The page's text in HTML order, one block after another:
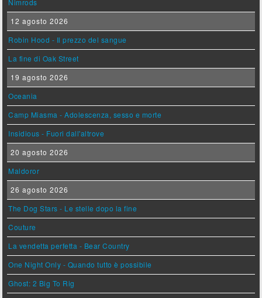
Nimrods
12 agosto 2026
Robin Hood - Il prezzo del sangue
La fine di Oak Street
19 agosto 2026
Oceania
Camp Miasma - Adolescenza, sesso e morte
Insidious - Fuori dall'altrove
20 agosto 2026
Maldoror
26 agosto 2026
The Dog Stars - Le stelle dopo la fine
Couture
La vendetta perfetta - Bear Country
One Night Only - Quando tutto è possibile
Ghost: 2 Big To Rig